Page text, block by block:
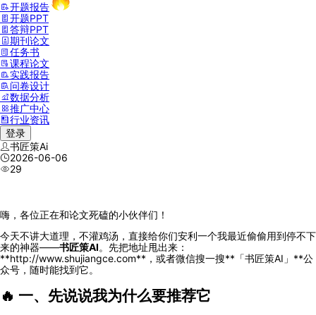
开题报告
开题PPT
答辩PPT
期刊论文
任务书
课程论文
实践报告
问卷设计
数据分析
推广中心
行业资讯
登录
书匠策Ai
2026-06-06
29
嗨，各位正在和论文死磕的小伙伴们！
今天不讲大道理，不灌鸡汤，直接给你们安利一个我最近偷偷用到停不下
来的神器——书匠策AI。先把地址甩出来：
**http://www.shujiangce.com**，或者微信搜一搜**「书匠策AI」**公
众号，随时能找到它。
🔥 一、先说说我为什么要推荐它